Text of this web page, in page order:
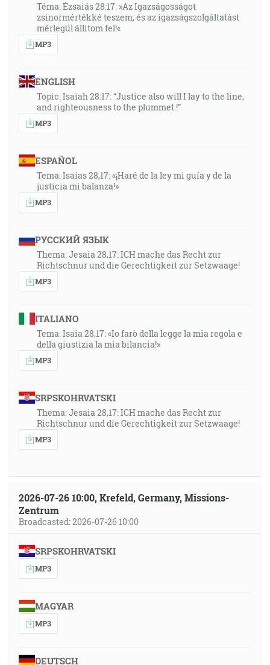
Téma: Ézsaiás 28:17: »Az Igazságosságot
zsinormértékké teszem, és az igazságszolgáltatást
mérlegül állítom fel!«
MP3
ENGLISH
Topic: Isaiah 28:17: “Justice also will I lay to the line,
and righteousness to the plummet.!”
MP3
ESPAÑOL
Tema: Isaías 28,17: «¡Haré de la ley mi guía y de la
justicia mi balanza!»
MP3
РУССКИЙ ЯЗЫК
Thema: Jesaia 28,17: ICH mache das Recht zur
Richtschnur und die Gerechtigkeit zur Setzwaage!
MP3
ITALIANO
Tema: Isaia 28,17: «Io farò della legge la mia regola e
della giustizia la mia bilancia!»
MP3
SRPSKOHRVATSKI
Thema: Jesaia 28,17: ICH mache das Recht zur
Richtschnur und die Gerechtigkeit zur Setzwaage!
MP3
2026-07-26 10:00, Krefeld, Germany, Missions-
Zentrum
Broadcasted: 2026-07-26 10:00
SRPSKOHRVATSKI
MP3
MAGYAR
MP3
DEUTSCH